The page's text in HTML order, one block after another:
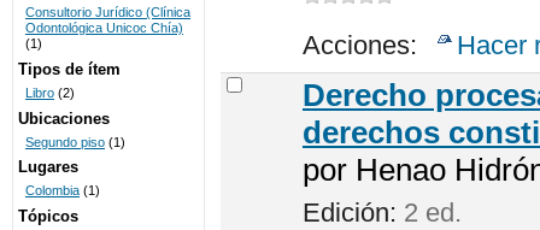
Acciones: Hacer
Derecho
derechos
por Henao
Edición: 2 ed.
Consultorio Jurídico (Clínica
Odontológica Unicoc Chía)
(1)
Tipos de ítem
Libro (2)
Ubicaciones
Segundo piso (1)
Lugares
Colombia (1)
Tópicos